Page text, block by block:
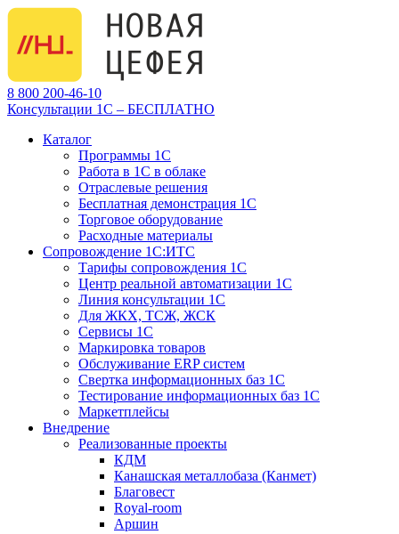
8 800 200-46-10
Консультации 1С – БЕСПЛАТНО
Каталог
Программы 1С
Работа в 1С в облаке
Отраслевые решения
Бесплатная демонстрация 1С
Торговое оборудование
Расходные материалы
Сопровождение 1С:ИТС
Тарифы сопровождения 1С
Центр реальной автоматизации 1С
Линия консультации 1С
Для ЖКХ, ТСЖ, ЖСК
Сервисы 1С
Маркировка товаров
Обслуживание ERP систем
Свертка информационных баз 1С
Тестирование информационных баз 1С
Маркетплейсы
Внедрение
Реализованные проекты
КДМ
Канашская металлобаза (Канмет)
Благовест
Royal-room
Аршин